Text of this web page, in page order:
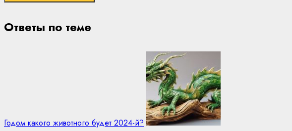
Ответы по теме
Годом какого животного будет 2024-й?